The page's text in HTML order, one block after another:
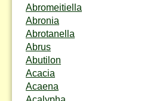
Abromeitiella
Abronia
Abrotanella
Abrus
Abutilon
Acacia
Acaena